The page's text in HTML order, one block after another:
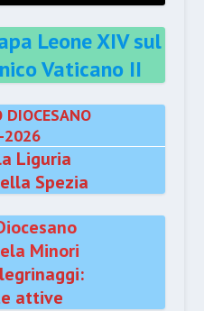
Leone XIV sul
Vaticano II
DIOCESANO
2026
Liguria
Spezia
Minori
attive